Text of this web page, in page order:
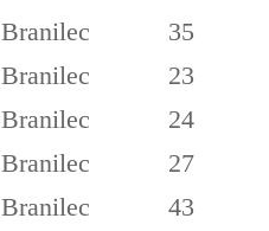
Branilec
35
Branilec
23
Branilec
24
Branilec
27
Branilec
43